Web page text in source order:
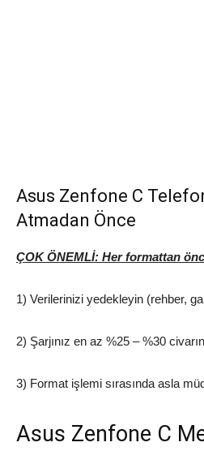
Asus Zenfone C
Atmadan Önce
ÇOK ÖNEMLİ: Her formattan
1) Verilerinizi yedekleyin (rehber,
2) Şarjınız en az %25 – %30
3) Format işlemi sırasında asla
Asus Zenfone C